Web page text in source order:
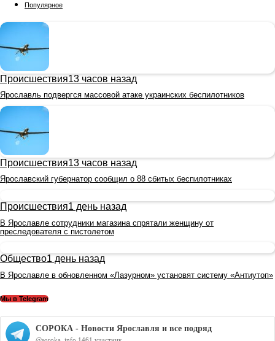
Популярное
Происшествия13 часов назад
Ярославль подвергся массовой атаке украинских беспилотников
Происшествия13 часов назад
Ярославский губернатор сообщил о 88 сбитых беспилотниках
Происшествия1 день назад
В Ярославле сотрудники магазина спрятали женщину от
преследователя с пистолетом
Общество1 день назад
В Ярославле в обновленном «Лазурном» установят систему «Антиутоп»
Мы в Telegram